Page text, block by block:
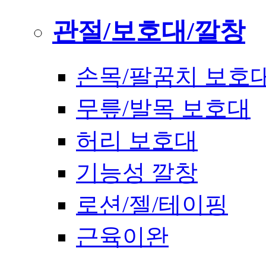
관절/보호대/깔창
손목/팔꿈치 보호
무릎/발목 보호대
허리 보호대
기능성 깔창
로션/젤/테이핑
근육이완